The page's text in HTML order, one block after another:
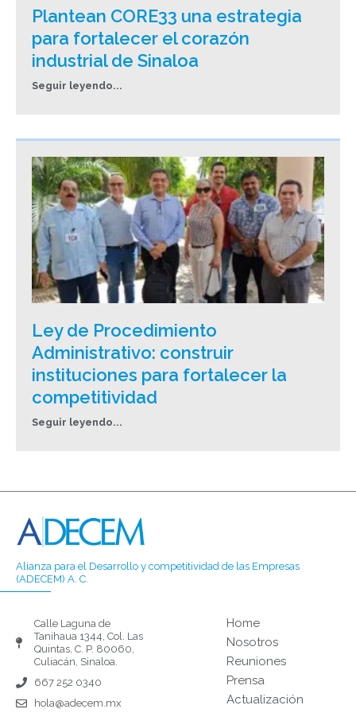
Plantean CORE33 una estrategia
para fortalecer el corazón
industrial de Sinaloa
Seguir leyendo...
Ley de Procedimiento
Administrativo: construir
instituciones para fortalecer la
competitividad
Seguir leyendo...
Alianza para el Desarrollo y competitividad de las Empresas
(ADECEM) A. C.
Calle Laguna de
Tanihaua 1344, Col. Las
Quintas, C. P. 80060,
Culiacán, Sinaloa.
667 252 0340
hola@adecem.mx
Home
Nosotros
Reuniones
Prensa
Actualización